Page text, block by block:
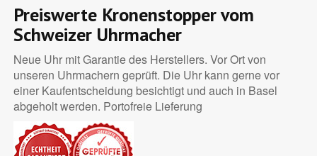
Preiswerte Kronenstopper vom
Schweizer Uhrmacher
Neue Uhr mit Garantie des Herstellers. Vor Ort von
unseren Uhrmachern geprüft. Die Uhr kann gerne vor
einer Kaufentscheidung besichtigt und auch in Basel
abgeholt werden. Portofreie Lieferung